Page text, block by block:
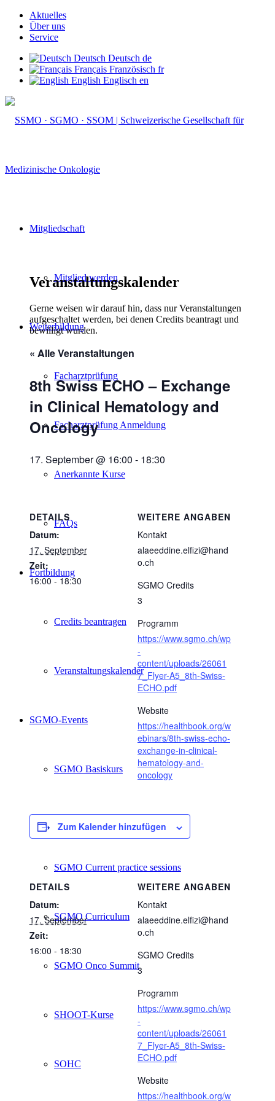
Aktuelles
Über uns
Service
Deutsch Deutsch de
Français Französisch fr
English Englisch en
Mitgliedschaft
Mitglied werden
Weiterbildung
Facharztprüfung
Facharztprüfung Anmeldung
Anerkannte Kurse
FAQs
Fortbildung
Credits beantragen
Veranstaltungskalender
SGMO-Events
SGMO Basiskurs
SGMO Highlights of the year
SGMO Current practice sessions
SGMO Curriculum
SGMO Onco Summit
SHOOT-Kurse
SOHC
Veranstaltungskalender
Gerne weisen wir darauf hin, dass nur Veranstaltungen
aufgeschaltet werden, bei denen Credits beantragt und
bewilligt wurden.
« Alle Veranstaltungen
8th Swiss ECHO – Exchange
in Clinical Hematology and
Oncology
17. September @ 16:00 - 18:30
DETAILS
Datum:
17. September
Zeit:
16:00 - 18:30
WEITERE ANGABEN
Kontakt
alaeeddine.elfizi@hand
o.ch
SGMO Credits
3
Programm
https://www.sgmo.ch/wp
-
content/uploads/26061
7_Flyer-A5_8th-Swiss-
ECHO.pdf
Website
https://healthbook.org/w
ebinars/8th-swiss-echo-
exchange-in-clinical-
hematology-and-
oncology
Zum Kalender hinzufügen
DETAILS
Datum:
17. September
Zeit:
16:00 - 18:30
WEITERE ANGABEN
Kontakt
alaeeddine.elfizi@hand
o.ch
SGMO Credits
3
Programm
https://www.sgmo.ch/wp
-
content/uploads/26061
7_Flyer-A5_8th-Swiss-
ECHO.pdf
Website
https://healthbook.org/w